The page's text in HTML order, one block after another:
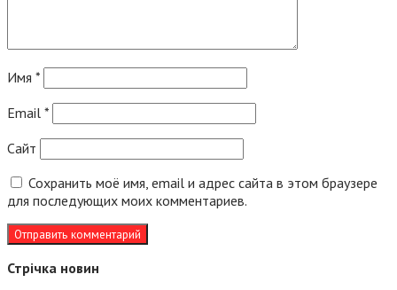
Имя *
Email *
Сайт
Сохранить моё имя, email и адрес сайта в этом браузере
для последующих моих комментариев.
Стрічка новин